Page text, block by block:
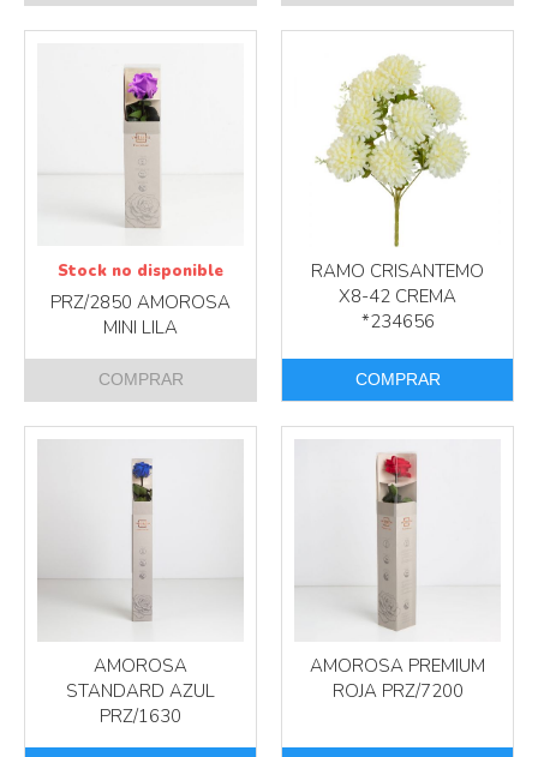
PRZ/2850 AMOROSA
MINI LILA
Stock no disponible
COMPRAR
RAMO CRISANTEMO
X8-42 CREMA
*234656
COMPRAR
AMOROSA
STANDARD AZUL
PRZ/1630
AMOROSA PREMIUM
ROJA PRZ/7200
Más info
Más info
Más info
Más info